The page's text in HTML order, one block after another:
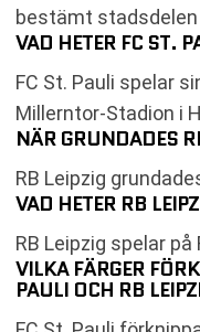
bestämt stadsdelen
VAD HETER FC ST.
FC St. Pauli spelar
Millerntor-Stadion i
NÄR GRUNDADES
RB Leipzig
VAD HETER RB
RB Leipzig spelar på
VILKA FÄRGER
PAULI OCH RB